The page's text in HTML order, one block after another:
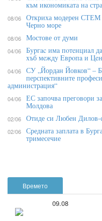
Времето
09.08
към икономиката на
08/06 Откриха модерен СТЕМ
Черно море
08/06 Мостове от думи
04/06 Бypгac имa пoтeнциaл
xъб мeждy Eвpoпa и
04/06 СУ „Йордан Йовков“ –
перспективните
администрация“
04/06 ЕС започва преговори
Молдова
02/06 Отиде си Любен Дилов-
02/06 Средната заплата в
тримесечие